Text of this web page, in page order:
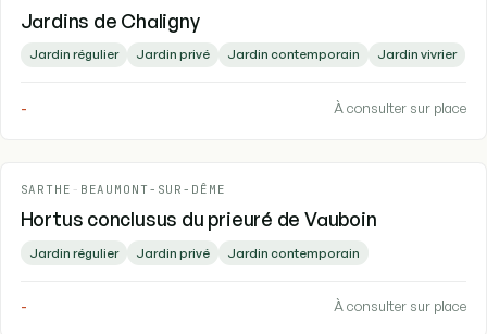
Jardins de Chaligny
Jardin régulier Jardin privé Jardin contemporain Jardin vivrier
- À consulter sur place
SARTHE - BEAUMONT-SUR-DÊME
Hortus conclusus du prieuré de Vauboin
Jardin régulier Jardin privé Jardin contemporain
- À consulter sur place